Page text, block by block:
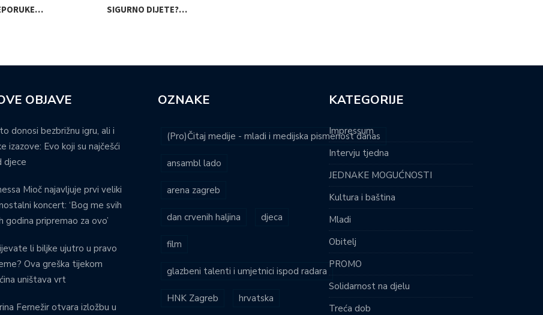
SIGURNO DIJETE?…
OBJAVE
donosi bezbrižnu igru, ali i
izazove: Evo koji su najčešći
djece
Mioč najavljuje prvi veliki
koncert: ‘Bog me svih
godina pripremao za ovo’
li biljke ujutro u pravo
Ova greška tijekom
uništava vrt
Fernežir otvara izložbu u
OZNAKE
(Pro)Čitaj medije - mladi i medijska pismenost danas
ansambl lado
arena zagreb
dan crvenih haljina djeca
film
glazbeni talenti i umjetnici ispod radara
HNK Zagreb hrvatska
KATEGORIJE
Impressum
Intervju tjedna
JEDNAKE MOGUĆNOSTI
Kultura i baština
Mladi
Obitelj
PROMO
Solidarnost na djelu
Treća dob